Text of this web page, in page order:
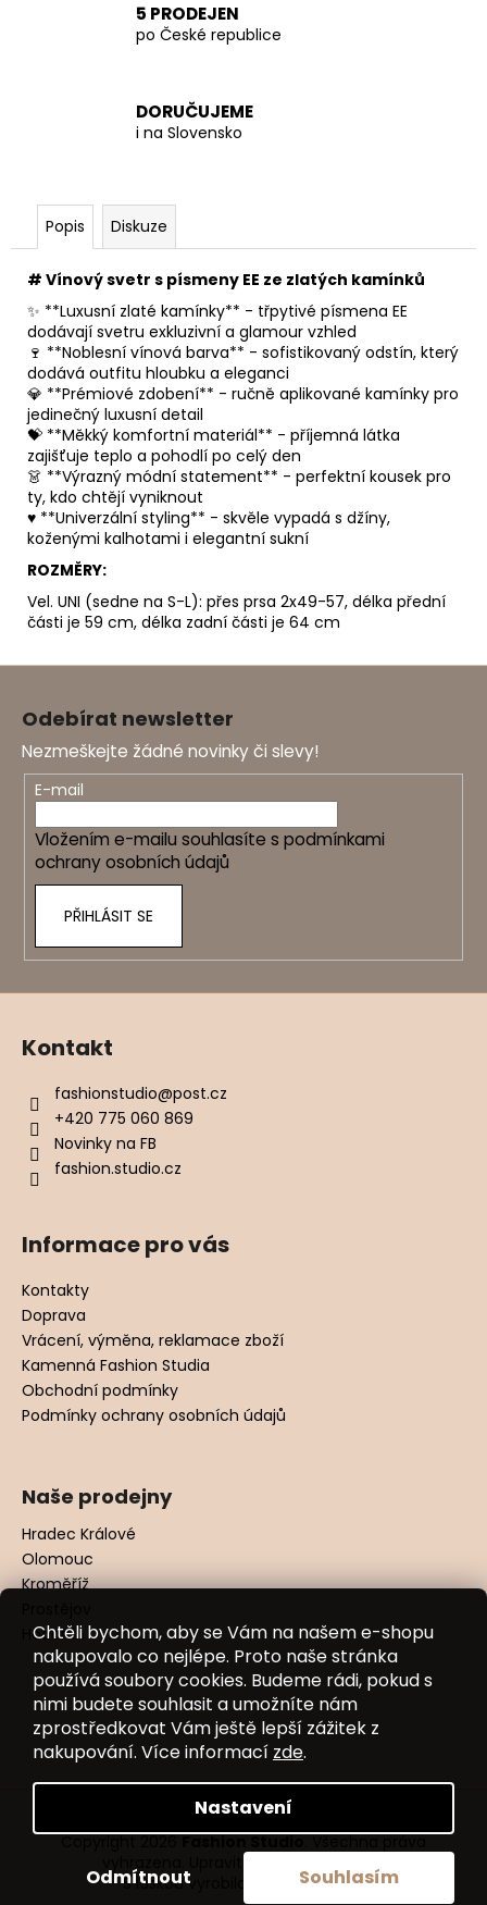
Chtěli bychom, aby se Vám na našem e-shopu
nakupovalo co nejlépe. Proto naše stránka
používá soubory cookies. Budeme rádi, pokud s
nimi budete souhlasit a umožníte nám
zprostředkovat Vám ještě lepší zážitek z
nakupování. Více informací zde.
Nastavení
Odmítnout Souhlasím
5 PRODEJEN
po České republice
DORUČUJEME
i na Slovensko
Popis Diskuze
# Vínový svetr s písmeny EE ze zlatých kamínků
✨ **Luxusní zlaté kamínky** - třpytivé písmena EE
dodávají svetru exkluzivní a glamour vzhled
🍷 **Noblesní vínová barva** - sofistikovaný odstín, který
dodává outfitu hloubku a eleganci
💎 **Prémiové zdobení** - ručně aplikované kamínky pro
jedinečný luxusní detail
💝 **Měkký komfortní materiál** - příjemná látka
zajišťuje teplo a pohodlí po celý den
👗 **Výrazný módní statement** - perfektní kousek pro
ty, kdo chtějí vyniknout
♥️ **Univerzální styling** - skvěle vypadá s džíny,
koženými kalhotami i elegantní sukní
ROZMĚRY:
Vel. UNI (sedne na S-L): přes prsa 2x49-57, délka přední
části je 59 cm, délka zadní části je 64 cm
Odebírat newsletter
Nezmeškejte žádné novinky či slevy!
E-mail
Vložením e-mailu souhlasíte s podmínkami
ochrany osobních údajů
PŘIHLÁSIT SE
Kontakt
fashionstudio@post.cz
+420 775 060 869
Novinky na FB
fashion.studio.cz
Informace pro vás
Kontakty
Doprava
Vrácení, výměna, reklamace zboží
Kamenná Fashion Studia
Obchodní podmínky
Podmínky ochrany osobních údajů
Naše prodejny
Hradec Králové
Olomouc
Kroměříž
Hodonín
Vytvořil Shoptet
Copyright 2026Fashion Studio. Všechna práva
Upravit nastavení cookies
S láskou vyrobilo
Filipesmedia 🧡